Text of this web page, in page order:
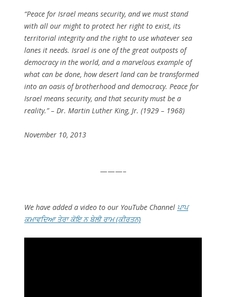
“Peace for Israel means security, and we must stand
with all our might to protect her right to exist, its
territorial integrity and the right to use whatever sea
lanes it needs. Israel is one of the great outposts of
democracy in the world, and a marvelous example of
what can be done, how desert land can be transformed
into an oasis of brotherhood and democracy. Peace for
Israel means security, and that security must be a
reality.” – Dr. Martin Luther King, Jr. (1929 – 1968)
November 10, 2013
———–
We have added a video to our YouTube Channel ਪਾਪ
ਕਮਾਵਦਿਆ ਤੇਰਾ ਕੋਇ ਨ ਬੇਲੀ ਰਾਮ (ਕੀਰਤਨ)